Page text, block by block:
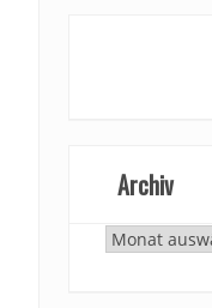
Archiv
Archiv